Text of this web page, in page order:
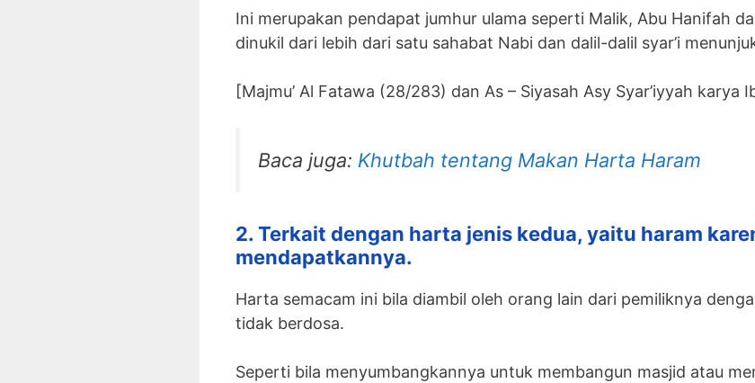
Ini merupakan pendapat jumhur ulama seperti Malik, Abu Hanifah
dinukil dari lebih dari satu sahabat Nabi dan dalil-dalil syar’i
[Majmu’ Al Fatawa (28/283) dan As – Siyasah Asy Syar’iyyah karya
Baca juga: Khutbah tentang Makan Harta Haram
2. Terkait dengan harta jenis kedua, yaitu haram
mendapatkannya.
Harta semacam ini bila diambil oleh orang lain dari pemiliknya
tidak berdosa.
Seperti bila menyumbangkannya untuk membangun masjid atau